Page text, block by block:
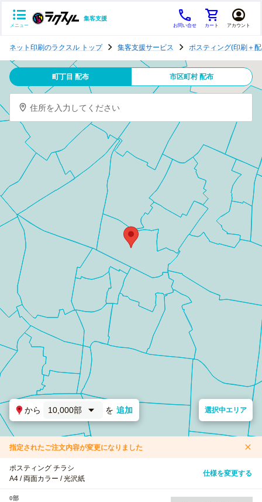
メニュー
集客支援
お問い合せ カート アカウント
テ
ン
グ
ネット印刷のラクスル トップ 集客支援サービス ポスティング(印刷＋
町丁目 配布 市区町村 配布
住所を入力してください
から 10,000部 を 追加 選択中エリア
指定されたご注文内容が変更になりました
ポスティング チラシ
A4 / 両面カラー / 光沢紙
仕様を変更する
0部